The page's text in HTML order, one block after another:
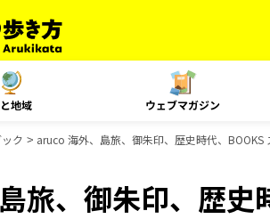
地域 ウェブマガジン
ク aruco 海外、島旅、御朱印、歴史時代、
旅、御朱印、歴史